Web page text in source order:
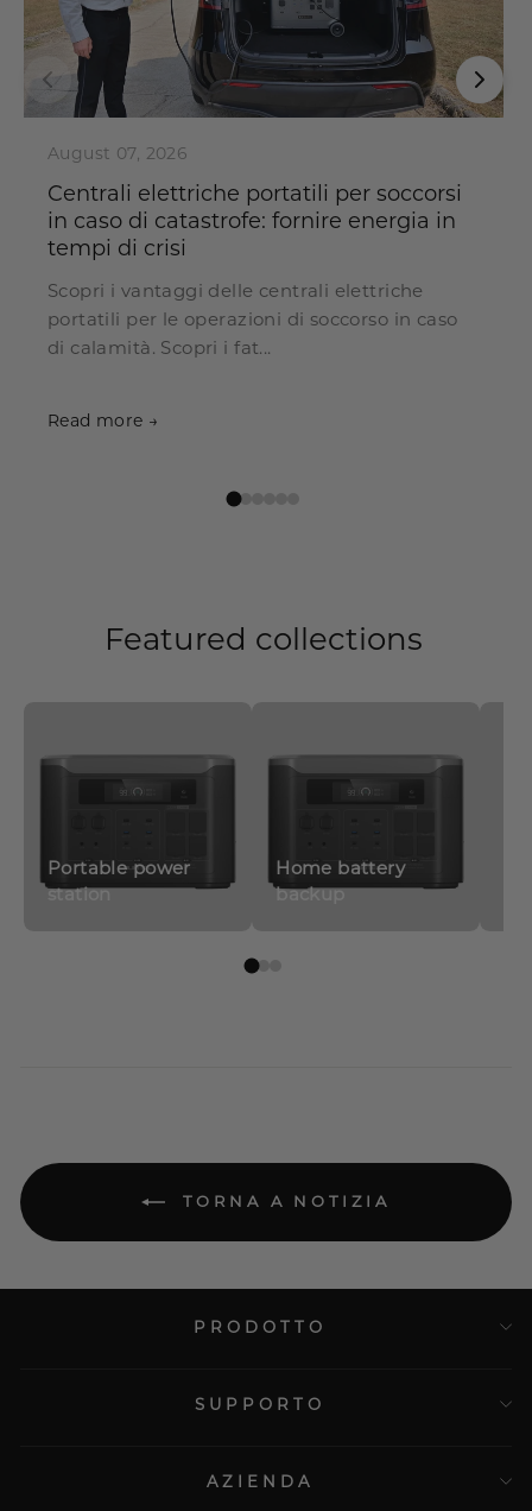
August 07, 2026
Centrali elettriche portatili per soccorsi
in caso di catastrofe: fornire energia in
tempi di crisi
Scopri i vantaggi delle centrali elettriche
portatili per le operazioni di soccorso in caso
di calamità. Scopri i fat...
Read more →
Featured collections
Portable power
station
Home battery
backup
TORNA A NOTIZIA
PRODOTTO
SUPPORTO
AZIENDA